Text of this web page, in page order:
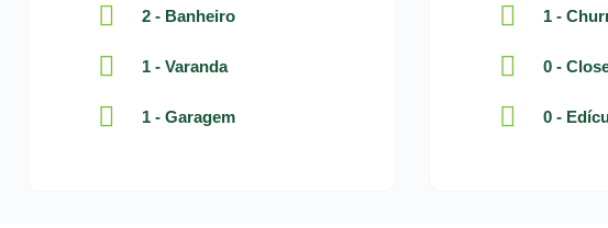
2 - Banheiro
1 - Varanda
1 - Garagem
1 -
0 -
0 -